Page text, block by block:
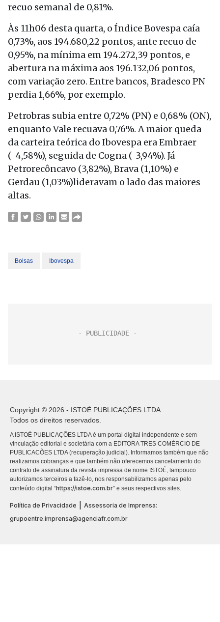
recuo semanal de 0,81%.
Às 11h06 desta quarta, o Índice Bovespa caía
0,73%, aos 194.680,22 pontos, ante recuo de
0,95%, na mínima em 194.272,39 pontos, e
abertura na máxima aos 196.132,06 pontos,
com variação zero. Entre bancos, Bradesco PN
perdia 1,66%, por exemplo.
Petrobras subia entre 0,72% (PN) e 0,68% (ON),
enquanto Vale recuava 0,76%. A maior queda
da carteira teórica do Ibovespa era Embraer
(-4,58%), seguida de Cogna (-3,94%). Já
Petrorecôncavo (3,82%), Brava (1,10%) e
Gerdau (1,03%)lideravam o lado das maiores
altas.
Bolsas Ibovespa
Copyright © 2026 - ISTOÉ PUBLICAÇÕES LTDA
Todos os direitos reservados.
A ISTOÉ PUBLICAÇÕES LTDA é um portal digital independente e sem
vinculação editorial e societária com a EDITORA TRES COMÉRCIO DE
PUBLICACÕES LTDA (recuperação judicial). Informamos também que não
realizamos cobranças e que também não oferecemos cancelamento do
contrato de assinatura da revista impressa de nome ISTOÉ, tampouco
autorizamos terceiros a fazê-lo, nos responsabilizamos apenas pelo
conteúdo digital “https://istoe.com.br” e seus respectivos sites.
Política de Privacidade
Assessoria de Imprensa:
grupoentre.imprensa@agenciafr.com.br